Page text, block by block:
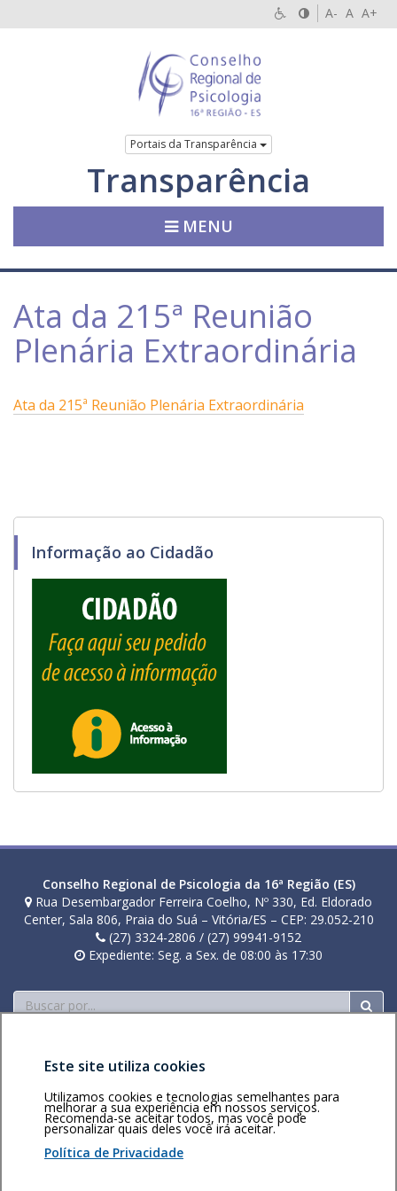
A- A A+
Portais da Transparência
Transparência
MENU
Ata da 215ª Reunião
Plenária Extraordinária
Ata da 215ª Reunião Plenária Extraordinária
Informação ao Cidadão
Conselho Regional de Psicologia da 16ª Região (ES)
Rua Desembargador Ferreira Coelho, Nº 330, Ed. Eldorado
Center, Sala 806, Praia do Suá – Vitória/ES – CEP: 29.052-210
(27) 3324-2806 / (27) 99941-9152
Expediente: Seg. a Sex. de 08:00 às 17:30
Buscar
Área restritaPolítica de
privacidadePersonalização
de cookies
Voltar ao topo
Este site utiliza cookies
Utilizamos cookies e tecnologias semelhantes para
melhorar a sua experiência em nossos serviços.
Recomenda-se aceitar todos, mas você pode
personalizar quais deles você irá aceitar.
Política de Privacidade